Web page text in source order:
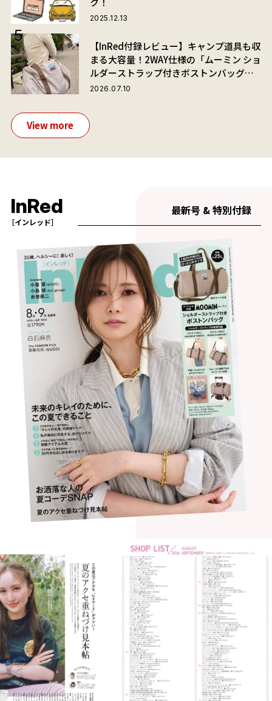
2025.12.13
【InRed付録レビュー】キャンプ道具も収
まる大容量！2WAY仕様の「ムーミン ショ
ルダーストラップ付きボストンバッグ」
が夏旅におすすめな理由
2026.07.10
View more
InRed
［インレッド］
最新号 & 特別付録